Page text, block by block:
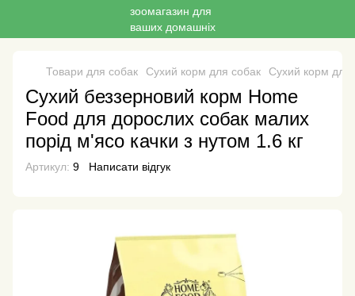
Товари для собак Сухий корм для собак Сухий корм для
Сухий беззерновий корм Home
Food для дорослих собак малих
порід м'ясо качки з нутом 1.6 кг
Артикул: 9 Написати відгук